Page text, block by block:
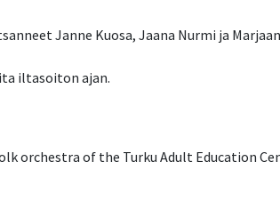
Janne Kuosa, Jaana Nurmi ja
iltasoiton ajan.
orchestra of the Turku Adult Education